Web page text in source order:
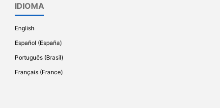
IDIOMA
English
Español (España)
Português (Brasil)
Français (France)